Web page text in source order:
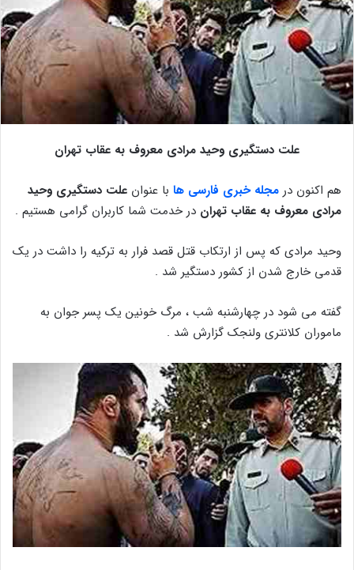
علت دستگیری وحید مرادی معروف به عقاب تهران
هم اکنون در مجله خبری فارسی ها با عنوان علت دستگیری وحید
مرادی معروف به عقاب تهران در خدمت شما کاربران گرامی هستیم .
وحید مرادی که پس از ارتکاب قتل قصد فرار به ترکیه را داشت در یک
قدمی خارج شدن از کشور دستگیر شد .
گفته می شود در چهارشنبه شب ، مرگ خونین یک پسر جوان به
ماموران کلانتری ولنجک گزارش شد .